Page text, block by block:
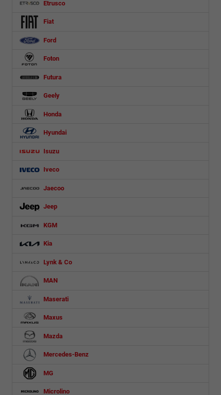
Etrusco
Fiat
Ford
Foton
Futura
Geely
Honda
Hyundai
Isuzu
Iveco
Jaecoo
Jeep
KGM
Kia
Lynk & Co
MAN
Maserati
Maxus
Mazda
Mercedes-Benz
MG
Microlino